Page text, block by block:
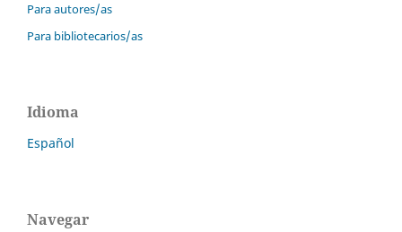
Para autores/as
Para bibliotecarios/as
Idioma
Español
Navegar